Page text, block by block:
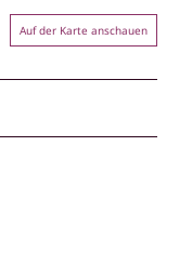
Auf der Karte anschauen